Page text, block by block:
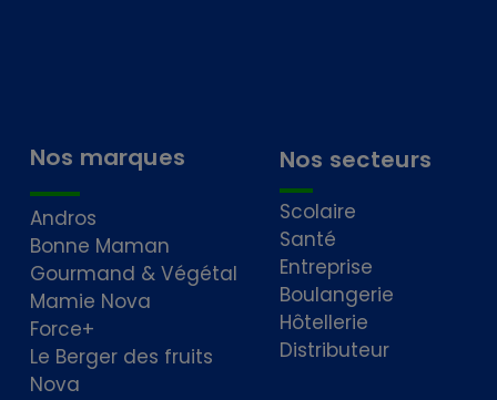
Nos marques
Andros
Bonne Maman
Gourmand & Végétal
Mamie Nova
Force+
Le Berger des fruits
Nova
Nos secteurs
Scolaire
Santé
Entreprise
Boulangerie
Hôtellerie
Distributeur